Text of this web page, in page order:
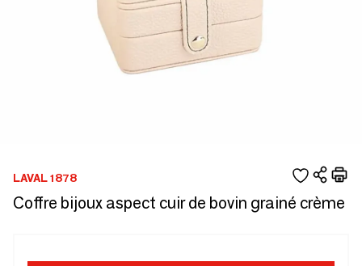
LAVAL 1878
Coffre bijoux aspect cuir de bovin grainé crème